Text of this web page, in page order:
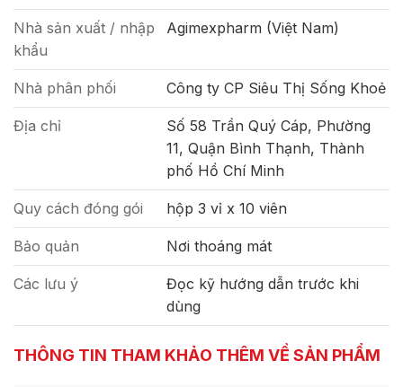
Nhà sản xuất / nhập
khẩu
Agimexpharm (Việt Nam)
Nhà phân phối Công ty CP Siêu Thị Sống Khoẻ
Địa chỉ
Số 58 Trần Quý Cáp, Phường
11, Quận Bình Thạnh, Thành
phố Hồ Chí Minh
Quy cách đóng gói hộp 3 vỉ x 10 viên
Bảo quản Nơi thoáng mát
Các lưu ý
Đọc kỹ hướng dẫn trước khi
dùng
THÔNG TIN THAM KHẢO THÊM VỀ SẢN PHẨM